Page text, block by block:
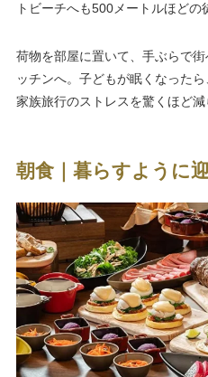
トビーチへも500メートルほどの
荷物を部屋に置いて、手ぶらで
ッチンへ。子どもが眠くなった
家族旅行のストレスを驚くほど減
朝食｜暮らすように